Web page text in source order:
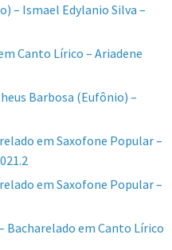
– Ismael Edylanio Silva –
Canto Lírico – Ariadene
Barbosa (Eufônio) –
em Saxofone Popular –
em Saxofone Popular –
Bacharelado em Canto Lírico